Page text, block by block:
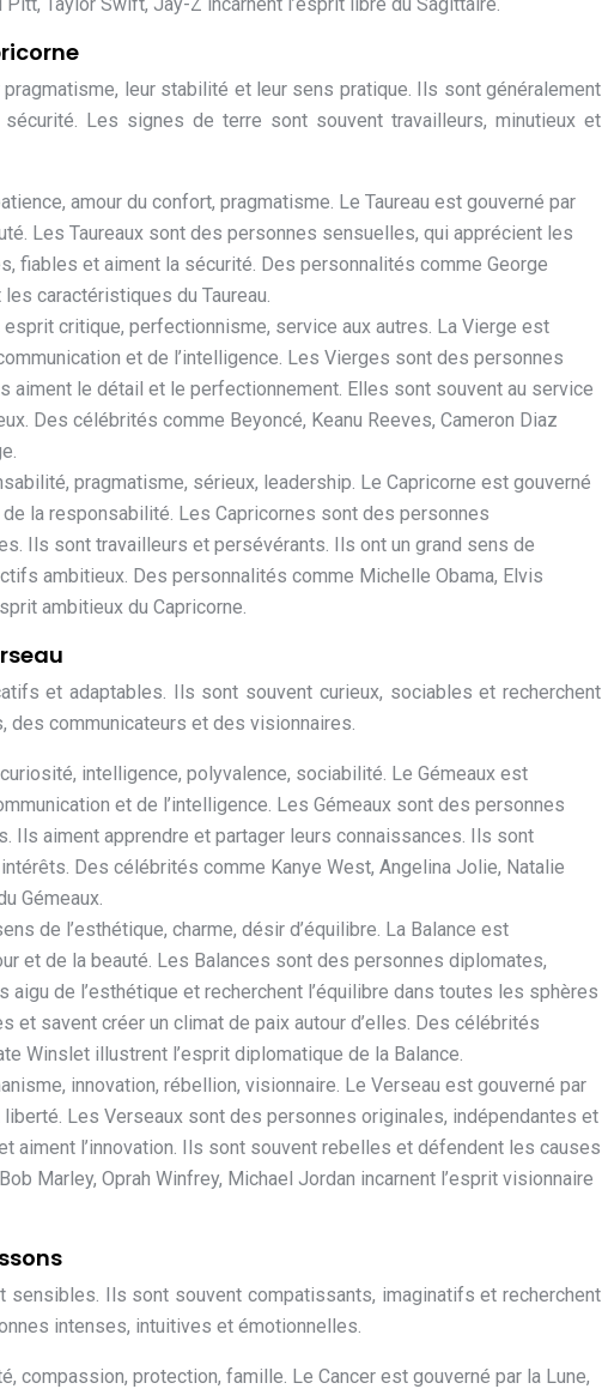
leur stabilité et leur sens pratique. Ils sont généralement
Les signes de terre sont souvent travailleurs, minutieux et
amour du confort, pragmatisme. Le Taureau est gouverné par
Les Taureaux sont des personnes sensuelles, qui apprécient les
fiables et aiment la sécurité. Des personnalités comme George
caractéristiques du Taureau.
critique, perfectionnisme, service aux autres. La Vierge est
et de l’intelligence. Les Vierges sont des personnes
aiment le détail et le perfectionnement. Elles sont souvent au service
Des célébrités comme Beyoncé, Keanu Reeves, Cameron Diaz
pragmatisme, sérieux, leadership. Le Capricorne est gouverné
la responsabilité. Les Capricornes sont des personnes
Ils sont travailleurs et persévérants. Ils ont un grand sens de
ambitieux. Des personnalités comme Michelle Obama, Elvis
ambitieux du Capricorne.
et adaptables. Ils sont souvent curieux, sociables et recherchent
des communicateurs et des visionnaires.
intelligence, polyvalence, sociabilité. Le Gémeaux est
et de l’intelligence. Les Gémeaux sont des personnes
Ils aiment apprendre et partager leurs connaissances. Ils sont
Des célébrités comme Kanye West, Angelina Jolie, Natalie
Gémeaux.
de l’esthétique, charme, désir d’équilibre. La Balance est
et de la beauté. Les Balances sont des personnes diplomates,
de l’esthétique et recherchent l’équilibre dans toutes les sphères
et savent créer un climat de paix autour d’elles. Des célébrités
Winslet illustrent l’esprit diplomatique de la Balance.
innovation, rébellion, visionnaire. Le Verseau est gouverné par
liberté. Les Verseaux sont des personnes originales, indépendantes et
aiment l’innovation. Ils sont souvent rebelles et défendent les causes
Marley, Oprah Winfrey, Michael Jordan incarnent l’esprit visionnaire
sensibles. Ils sont souvent compatissants, imaginatifs et recherchent
intenses, intuitives et émotionnelles.
compassion, protection, famille. Le Cancer est gouverné par la Lune,